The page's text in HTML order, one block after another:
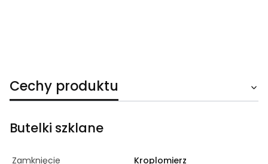
Cechy produktu
Butelki szklane
Zamknięcie Kroplomierz